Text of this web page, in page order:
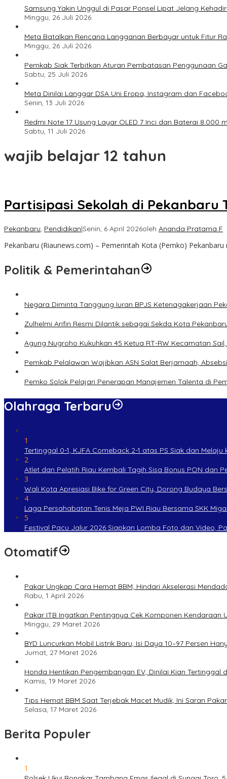
Samsung Yakin Unggul di Pasar Ponsel Lipat Jelang
Minggu, 26 Juli 2026
Meta Batalkan Rencana Langganan Berbayar untuk Fitur
Minggu, 26 Juli 2026
Pemkab Siak Terbitkan Aturan Pembatasan Penggunaan
Sabtu, 25 Juli 2026
Meta Dinilai Langgar DSA Uni Eropa, Instagram dan
Senin, 13 Juli 2026
Redmi Note 17 Usung Layar OLED 7 Inci dan Baterai 8.000
Sabtu, 11 Juli 2026
wajib belajar 12 tahun
Partisipasi Sekolah di Pekanbaru
Pekanbaru, Pendidikan|Senin, 6 April 2026oleh Ananda Pratama F
Pekanbaru (Riaunews.com) – Pemerintah Kota (Pemko)
Politik & Pemerintahan
Negara Diminta Tanggung Iuran BPJS Ketenagakerjaan
Zulhelmi Arifin Resmi Dilantik sebagai Sekda Kota
Agung Nugroho Kukuhkan 45 Ketua RT-RW Kecamatan
Pemkab Pelalawan Wajibkan ASN Salat Berjamaah,
Pemko Solok Pelajari Penerapan Manajemen Talenta di
Olahraga Terbaru
1
Tertinggal 0-1, KJFA Comeback 2-1 atas PS Siak dan Melaju
2
Atlet dan Pelatih Riau Kembali Tagih Sisa Bonus PON dan
3
Wali Kota Apresiasi Bike for Green City, Dorong Budaya
4
Laga Persahabatan Tenis Meja PWI Riau Bersama SKK
5
Festival Pacu Jalur 2026 Siapkan Lomba Foto dan Video,
Otomatif
Pakar Ungkap Cara Hemat BBM, Hindari Akselerasi
Rabu, 1 April 2026
Pakar ITB Ingatkan Pentingnya Cek Komponen Kendaraan
Minggu, 29 Maret 2026
BYD Luncurkan Mobil Listrik Baru, Isi Daya 10–97 Persen
Jumat, 27 Maret 2026
Honda Hentikan Pengembangan EV, Dinilai Kian Tertinggal
Kamis, 19 Maret 2026
Tips Hemat BBM Saat Terjebak Macet Mudik, Ini Saran
Selasa, 17 Maret 2026
Berita Populer
1